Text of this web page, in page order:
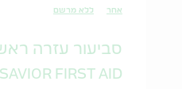
אחר ללא מרשם
סביעור עזרה
SAVIOR FIRST AID